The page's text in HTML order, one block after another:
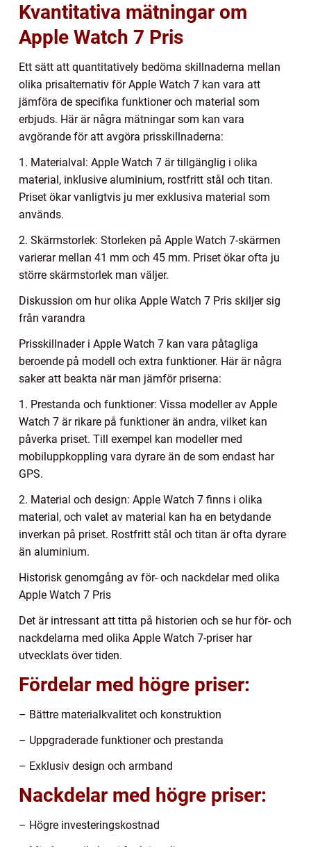
Kvantitativa mätningar om
Apple Watch 7 Pris
Ett sätt att quantitatively bedöma skillnaderna mellan
olika prisalternativ för Apple Watch 7 kan vara att
jämföra de specifika funktioner och material som
erbjuds. Här är några mätningar som kan vara
avgörande för att avgöra prisskillnaderna:
1. Materialval: Apple Watch 7 är tillgänglig i olika
material, inklusive aluminium, rostfritt stål och titan.
Priset ökar vanligtvis ju mer exklusiva material som
används.
2. Skärmstorlek: Storleken på Apple Watch 7-skärmen
varierar mellan 41 mm och 45 mm. Priset ökar ofta ju
större skärmstorlek man väljer.
Diskussion om hur olika Apple Watch 7 Pris skiljer sig
från varandra
Prisskillnader i Apple Watch 7 kan vara påtagliga
beroende på modell och extra funktioner. Här är några
saker att beakta när man jämför priserna:
1. Prestanda och funktioner: Vissa modeller av Apple
Watch 7 är rikare på funktioner än andra, vilket kan
påverka priset. Till exempel kan modeller med
mobiluppkoppling vara dyrare än de som endast har
GPS.
2. Material och design: Apple Watch 7 finns i olika
material, och valet av material kan ha en betydande
inverkan på priset. Rostfritt stål och titan är ofta dyrare
än aluminium.
Historisk genomgång av för- och nackdelar med olika
Apple Watch 7 Pris
Det är intressant att titta på historien och se hur för- och
nackdelarna med olika Apple Watch 7-priser har
utvecklats över tiden.
Fördelar med högre priser:
– Bättre materialkvalitet och konstruktion
– Uppgraderade funktioner och prestanda
– Exklusiv design och armband
Nackdelar med högre priser:
– Högre investeringskostnad